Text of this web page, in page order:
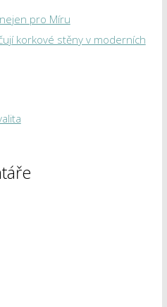
pro Míru
korkové stěny v moderních